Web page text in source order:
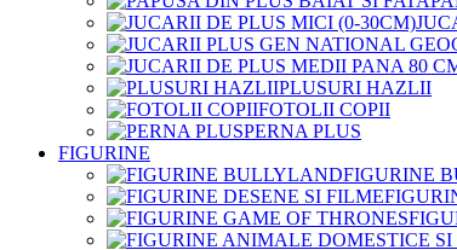
PLUSURI HAZLII
FOTOLII COPII
PERNA PLUS
FIGURINE
FIGURINE